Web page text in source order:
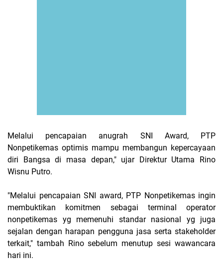
Melalui pencapaian anugrah SNI Award, PTP
Nonpetikemas optimis mampu membangun kepercayaan
diri Bangsa di masa depan," ujar Direktur Utama Rino
Wisnu Putro.
"Melalui pencapaian SNI award, PTP Nonpetikemas ingin
membuktikan komitmen sebagai terminal operator
nonpetikemas yg memenuhi standar nasional yg juga
sejalan dengan harapan pengguna jasa serta stakeholder
terkait," tambah Rino sebelum menutup sesi wawancara
hari ini.